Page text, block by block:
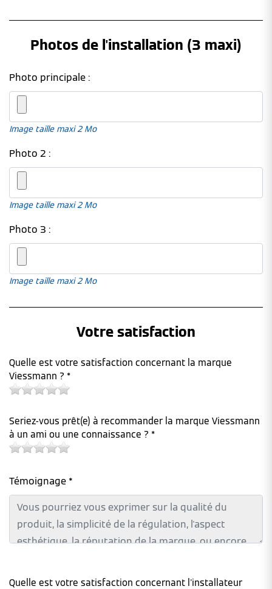
Photos de l'installation (3 maxi)
Photo principale :
Image taille maxi 2 Mo
Photo 2 :
Image taille maxi 2 Mo
Photo 3 :
Image taille maxi 2 Mo
Votre satisfaction
Quelle est votre satisfaction concernant la marque
Viessmann ? *
Seriez-vous prêt(e) à recommander la marque Viessmann
à un ami ou une connaissance ? *
Témoignage *
Quelle est votre satisfaction concernant l'installateur